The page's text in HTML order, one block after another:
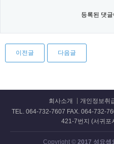
등록된 댓
이전글 다음글
회사소개 개인정보취
TEL. 064-732-7607 FAX. 064-732-
421-7번지 (서귀포
Copyright © 2017 성요셉